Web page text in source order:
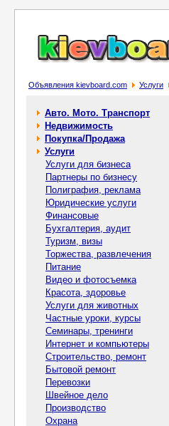
Объявления kievboard.com Услуги
Авто. Мото. Транспорт
Недвижимость
Покупка/Продажа
Услуги
Услуги для бизнеса
Партнеры по бизнесу
Полиграфия, реклама
Юридические услуги
Финансовые
Бухгалтерия, аудит
Туризм, визы
Торжества, развлечения
Питание
Видео и фотосъемка
Красота, здоровье
Услуги для животных
Частные уроки, курсы
Семинары, тренинги
Интернет и компьютеры
Строительство, ремонт
Бытовой ремонт
Перевозки
Швейное дело
Производство
Охрана